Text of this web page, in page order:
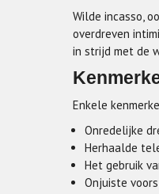
Wilde incasso,
overdreven
in strijd met de
Enkele
Onredelijke
Herhaalde
Het gebruik
Onjuiste